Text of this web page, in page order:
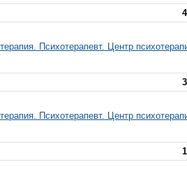
Психотерапевт. Центр
Психотерапевт. Центр